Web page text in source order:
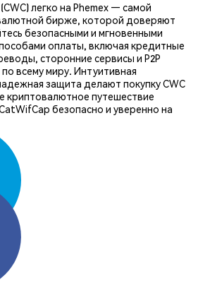
легко на Phemex — самой
бирже, которой доверяют
безопасными и мгновенными
оплаты, включая кредитные
сторонние сервисы и P2P
всему миру. Интуитивная
защита делают покупку CWC
криптовалютное путешествие
безопасно и уверенно на